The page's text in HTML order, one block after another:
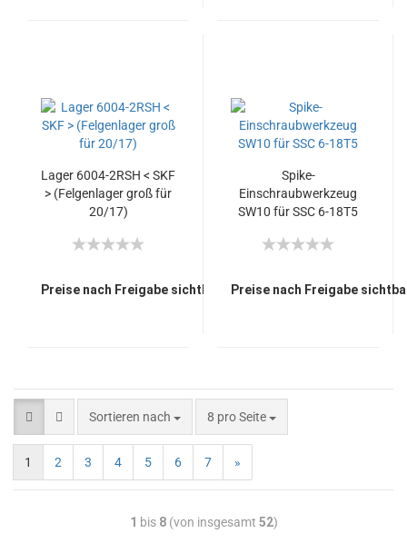
Lager 6004-2RSH < SKF
> (Felgenlager groß für
20/17)
Preise nach Freigabe sichtbar.
Spike-
Einschraubwerkzeug
SW10 für SSC 6-18T5
Preise nach Freigabe
Sortieren nach 8 pro Seite
1 2 3 4 5 6 7 »
1 bis 8(von insgesamt 52)